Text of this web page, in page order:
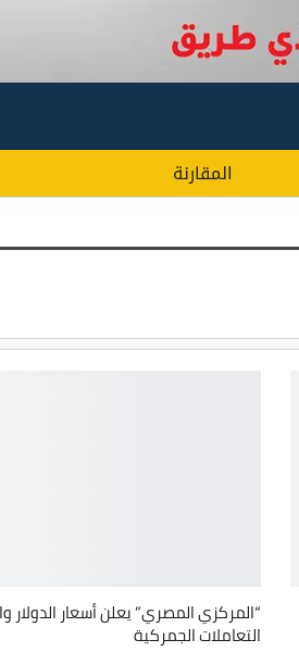
المقارنة
“المركزي المصري” يعلن أسعار الدولار
التعاملات الجمركية